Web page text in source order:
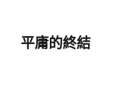
平庸的終結